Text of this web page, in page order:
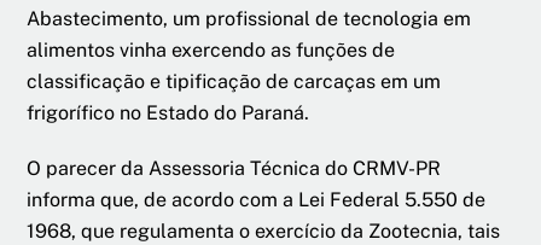
Abastecimento, um profissional de tecnologia em
alimentos vinha exercendo as funções de
classificação e tipificação de carcaças em um
frigorífico no Estado do Paraná.
O parecer da Assessoria Técnica do CRMV-PR
informa que, de acordo com a Lei Federal 5.550 de
1968, que regulamenta o exercício da Zootecnia, tais